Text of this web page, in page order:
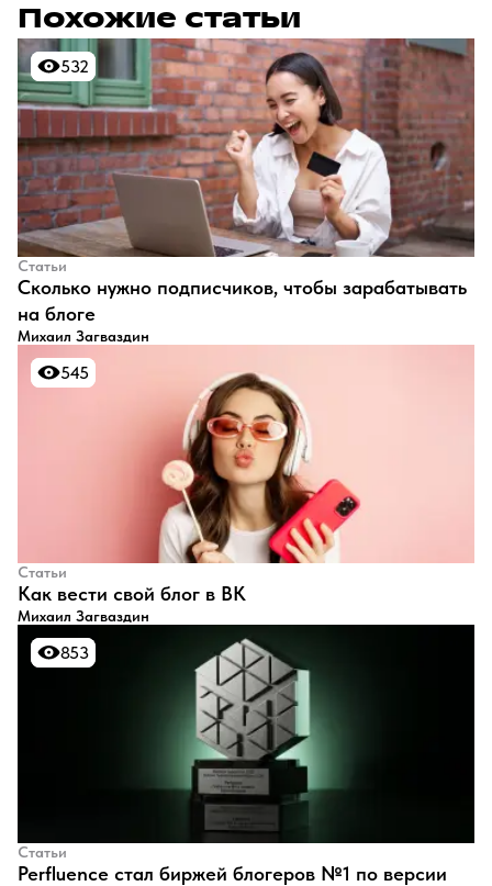
Похожие статьи
532
532
Статьи
​Сколько нужно подписчиков, чтобы зарабатывать
на блоге
Михаил Загваздин
545
545
Статьи
​Как вести свой блог в ВК
Михаил Загваздин
853
853
Статьи
Perfluence стал биржей блогеров №1 по версии